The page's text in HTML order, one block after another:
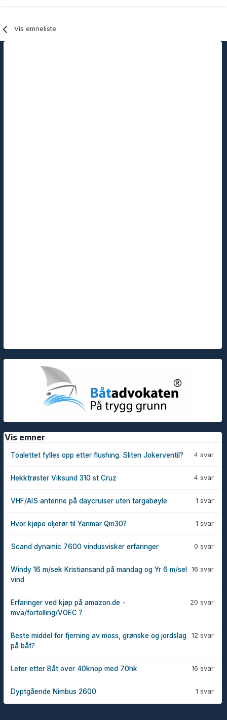
Vis emneliste
Vis emner
4 svar
Toalettet fylles opp etter flushing. Sliten Jokerventil?
4 svar
Hekktrøster Viksund 310 st Cruz
1 svar
VHF/AIS antenne på daycruiser uten targabøyle
1 svar
Hvor kjøpe oljerør til Yanmar Qm30?
0 svar
Scand dynamic 7600 vindusvisker erfaringer
16 svar
Windy 16 m/sek Kristiansand på mandag og Yr 6 m/sel
vind
20 svar
Erfaringer ved kjøp på amazon.de -
mva/fortolling/VOEC ?
12 svar
Beste middel for fjerning av moss, grønske og jordslag
på båt?
16 svar
Leter etter Båt over 40knop med 70hk
1 svar
Dyptgående Nimbus 2600